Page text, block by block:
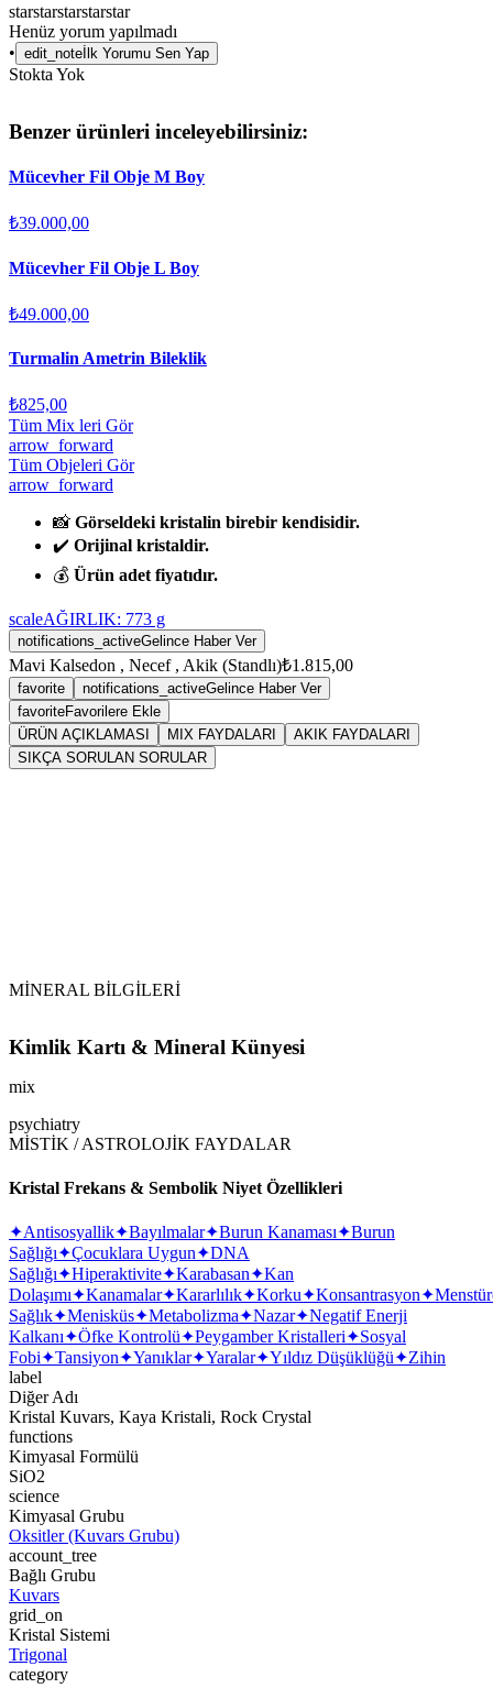
starstarstarstarstar
Henüz yorum yapılmadı
• edit_note İlk Yorumu Sen Yap
Stokta Yok
Benzer ürünleri inceleyebilirsiniz:
Mücevher Fil Obje M Boy
₺39.000,00
Mücevher Fil Obje L Boy
₺49.000,00
Turmalin Ametrin Bileklik
₺825,00
Tüm Mix leri Gör
arrow_forward
Tüm Objeleri Gör
arrow_forward
📸 Görseldeki kristalin birebir kendisidir.
✔️ Orijinal kristaldir.
💰 Ürün adet fiyatıdır.
scaleAĞIRLIK: 773 g
notifications_activeGelince Haber Ver
Mavi Kalsedon , Necef , Akik (Standlı)₺1.815,00
favorite notifications_activeGelince Haber Ver
favoriteFavorilere Ekle
ÜRÜN AÇIKLAMASI
MIX FAYDALARI
AKIK FAYDALARI
SIKÇA SORULAN SORULAR
MİNERAL BİLGİLERİ
Kimlik Kartı & Mineral Künyesi
mix
psychiatry
MİSTİK / ASTROLOJİK FAYDALAR
Kristal Frekans & Sembolik Niyet Özellikleri
✦Antisosyallik✦Bayılmalar✦Burun Kanaması✦Burun
Sağlığı✦Çocuklara Uygun✦DNA
Sağlığı✦Hiperaktivite✦Karabasan✦Kan
Dolaşımı✦Kanamalar✦Kararlılık✦Korku✦Konsantrasyon✦
Sağlık✦Menisküs✦Metabolizma✦Nazar✦Negatif Enerji
Kalkanı✦Öfke Kontrolü✦Peygamber Kristalleri✦Sosyal
Fobi✦Tansiyon✦Yanıklar✦Yaralar✦Yıldız Düşüklüğü✦Zihin
label
Diğer Adı
Kristal Kuvars, Kaya Kristali, Rock Crystal
functions
Kimyasal Formülü
SiO2
science
Kimyasal Grubu
Oksitler (Kuvars Grubu)
account_tree
Bağlı Grubu
Kuvars
grid_on
Kristal Sistemi
Trigonal
category